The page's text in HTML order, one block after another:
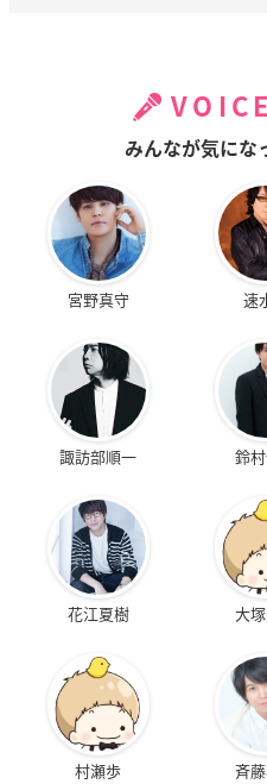
みんなが気にな
宮野真守 速
諏訪部順一 鈴
花江夏樹 大
村瀬歩 斉